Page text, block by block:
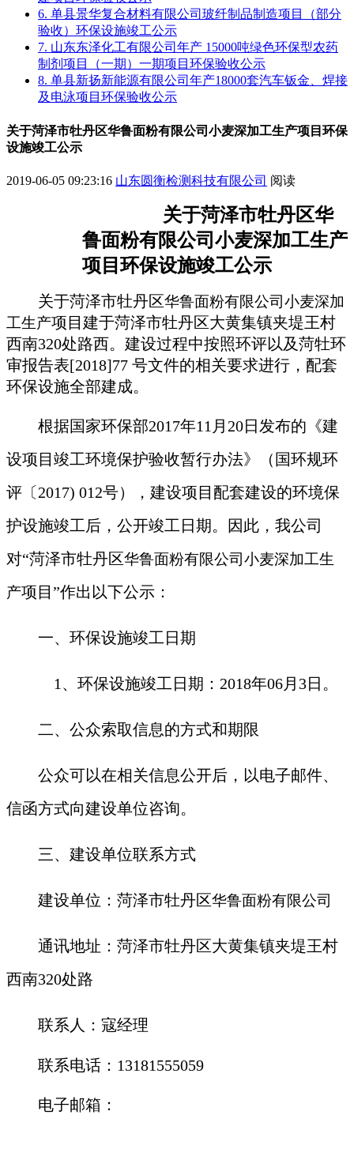
6. 单县景华复合材料有限公司玻纤制品制造项目（部分
验收）环保设施竣工公示
7. 山东东泽化工有限公司年产 15000吨绿色环保型农药
制剂项目（一期）一期项目环保验收公示
8. 单县新扬新能源有限公司年产18000套汽车钣金、焊接
及电泳项目环保验收公示
关于菏泽市牡丹区华鲁面粉有限公司小麦深加工生产项目环保
设施竣工公示
2019-06-05 09:23:16 山东圆衡检测科技有限公司 阅读
关于菏泽市牡丹区华
鲁面粉有限公司小麦深加工生产
项目环保设施竣工公示
关于菏泽市牡丹区华鲁面粉有限公司小麦深加
工生产项目 建于菏泽市牡丹区大黄集镇夹堤王村
西南320处路西。建设过程中按照环评以及菏牡环
审报告表[2018]77 号文件的相关要求进行，配套
环保设施全部建成。
根据国家环保部2017年11月20日发布的《建
设项目竣工环境保护验收暂行办法》（国环规环
评〔2017) 012号），建设项目配套建设的环境保
护设施竣工后，公开竣工日期。因此，我公司
对“菏泽市牡丹区华鲁面粉有限公司小麦深加工生
产项目 ”作出以下公示：
一、环保设施竣工日期
1 、环保设施竣工日期：2018年06月3日。
二、公众索取信息的方式和期限
公众可以在相关信息公开后，以电子邮件、
信函方式向建设单位咨询。
三、建设单位联系方式
建设单位： 菏泽市牡丹区华鲁面粉有限公司
通讯地址：菏泽市牡丹区大黄集镇夹堤王村
西南320处路
联系人：寇经理
联系电话：13181555059
电子邮箱：